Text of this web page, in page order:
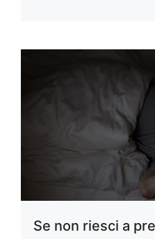
Se non riesci a